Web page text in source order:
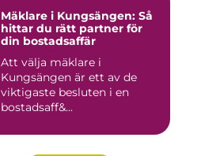
Mäklare i Kungsängen: Så
hittar du rätt partner för
din bostadsaffär
Att välja mäklare i
Kungsängen är ett av de
viktigaste besluten i en
bostadsaff&...